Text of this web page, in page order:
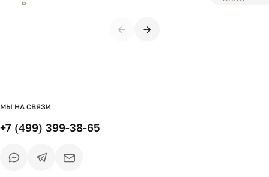
← →
МЫ НА СВЯЗИ
+7 (499) 399-38-65